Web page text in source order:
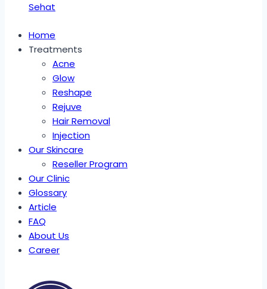
Sehat
Home
Treatments
Acne
Glow
Reshape
Rejuve
Hair Removal
Injection
Our Skincare
Reseller Program
Our Clinic
Glossary
Article
FAQ
About Us
Career